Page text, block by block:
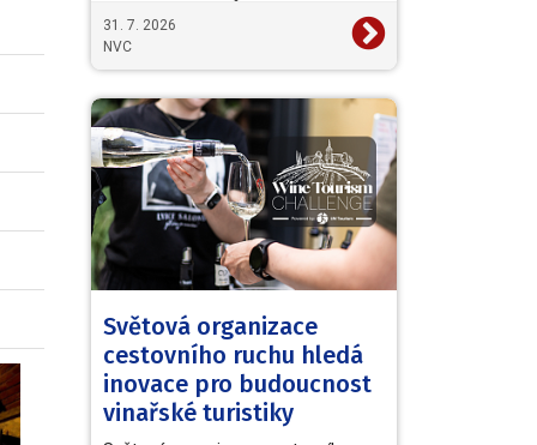
Šampiona a zároveň…
31. 7. 2026
NVC
Světová organizace
cestovního ruchu hledá
inovace pro budoucnost
vinařské turistiky